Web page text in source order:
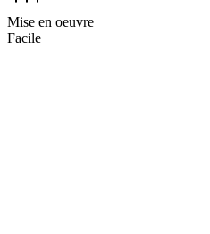
Mise en oeuvre
Facile